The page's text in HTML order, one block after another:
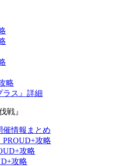
略
ラス』詳細
戦』
催情報まとめ
PROUD+攻略
攻略
攻略